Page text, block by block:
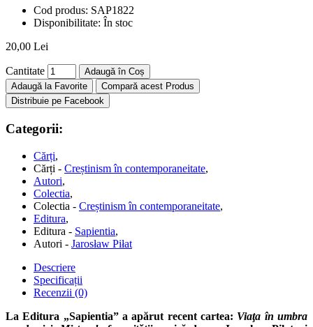
Cod produs: SAP1822
Disponibilitate: În stoc
20,00 Lei
Cantitate
Adaugă în Coș
Adaugă la Favorite
Compară acest Produs
Distribuie pe Facebook
Categorii:
Cărți,
Cărți - Creștinism în contemporaneitate,
Autori,
Colectia,
Colectia - Creștinism în contemporaneitate,
Editura,
Editura - Sapientia,
Autori - Jarosław Piłat
Descriere
Specificații
Recenzii (0)
La Editura „Sapientia” a apărut recent cartea: Viaţa în umbra